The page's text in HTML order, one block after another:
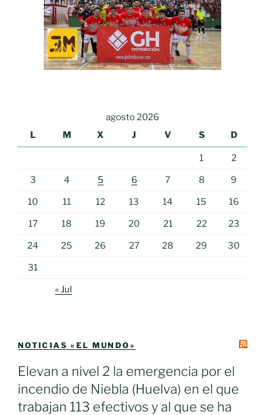
agosto 2026
L
M X J V S D
1 2
3 4 5 6 7 8 9
10 11 12 13 14 15 16
17 18 19 20 21 22 23
24 25 26 27 28 29 30
31
« Jul
NOTICIAS «EL MUNDO»
Elevan a nivel 2 la emergencia por el
incendio de Niebla (Huelva) en el que
trabajan 113 efectivos y al que se ha